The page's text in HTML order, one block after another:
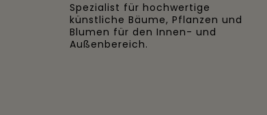
Spezialist für hochwertige
künstliche Bäume, Pflanzen und
Blumen für den Innen- und
Außenbereich.